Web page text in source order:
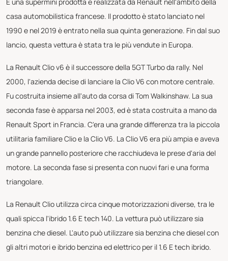
casa automobilistica francese. Il prodotto è stato lanciato nel
1990 e nel 2019 è entrato nella sua quinta generazione. Fin dal suo
lancio, questa vettura è stata tra le più vendute in Europa.
La Renault Clio v6 è il successore della 5GT Turbo da rally. Nel
2000, l'azienda decise di lanciare la Clio V6 con motore centrale.
Fu costruita insieme all'auto da corsa di Tom Walkinshaw. La sua
seconda fase è apparsa nel 2003, ed è stata costruita a mano da
Renault Sport in Francia. C'era una grande differenza tra la piccola
utilitaria familiare Clio e la Clio V6. La Clio V6 era più ampia e aveva
un grande pannello posteriore che racchiudeva le prese d'aria del
motore. La seconda fase si presenta con nuovi fari e una forma
triangolare.
La Renault Clio utilizza circa cinque motorizzazioni diverse, tra le
quali spicca l'ibrido 1.6 E tech 140. La vettura può utilizzare sia
benzina che diesel. L'auto può utilizzare sia benzina che diesel con
gli altri motori e ibrido benzina ed elettrico per il 1.6 E tech ibrido.